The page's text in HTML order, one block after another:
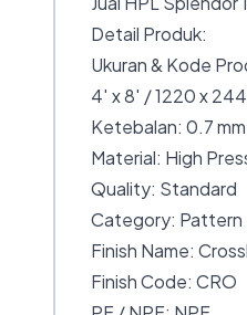
Detail Produk:
Ukuran & Kode
4′ x 8′ / 1220 x
Ketebalan: 0.7 mm
Material: High
Quality: Standard
Category: Pattern
Finish Name:
Finish Code: CRO